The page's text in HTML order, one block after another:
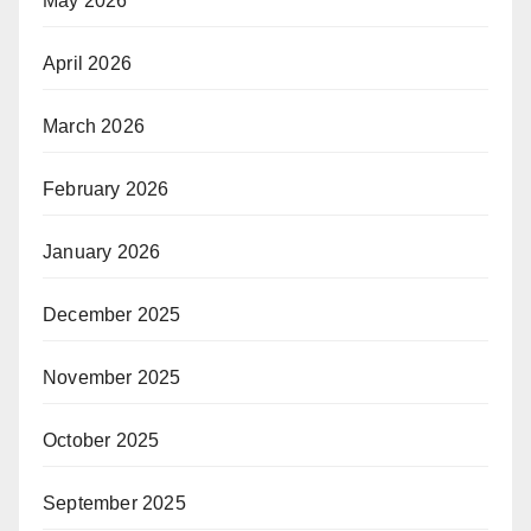
April 2026
March 2026
February 2026
January 2026
December 2025
November 2025
October 2025
September 2025